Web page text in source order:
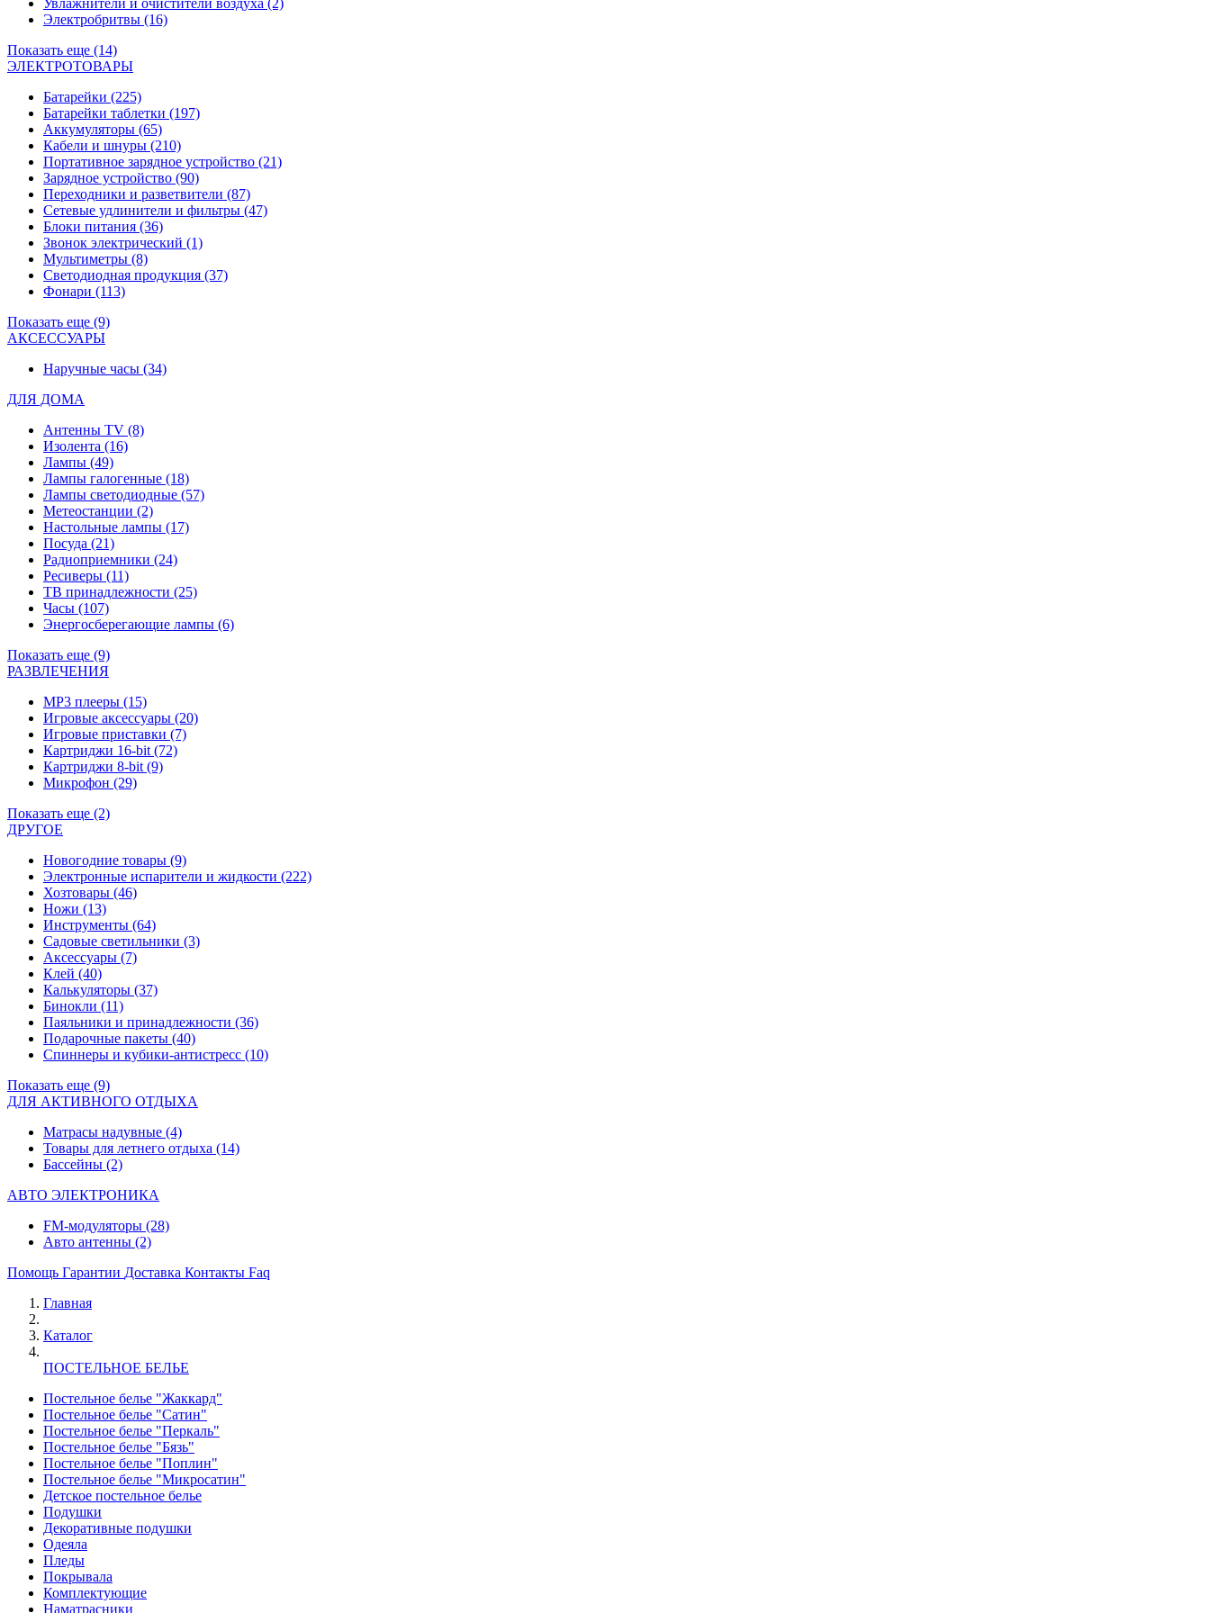
Увлажнители и очистители воздуха (2)
Электробритвы (16)
Показать еще (14)
ЭЛЕКТРОТОВАРЫ
Батарейки (225)
Батарейки таблетки (197)
Аккумуляторы (65)
Кабели и шнуры (210)
Портативное зарядное устройство (21)
Зарядное устройство (90)
Переходники и разветвители (87)
Сетевые удлинители и фильтры (47)
Блоки питания (36)
Звонок электрический (1)
Мультиметры (8)
Светодиодная продукция (37)
Фонари (113)
Показать еще (9)
АКСЕССУАРЫ
Наручные часы (34)
ДЛЯ ДОМА
Антенны TV (8)
Изолента (16)
Лампы (49)
Лампы галогенные (18)
Лампы светодиодные (57)
Метеостанции (2)
Настольные лампы (17)
Посуда (21)
Радиоприемники (24)
Ресиверы (11)
ТВ принадлежности (25)
Часы (107)
Энергосберегающие лампы (6)
Показать еще (9)
РАЗВЛЕЧЕНИЯ
MP3 плееры (15)
Игровые аксессуары (20)
Игровые приставки (7)
Картриджи 16-bit (72)
Картриджи 8-bit (9)
Микрофон (29)
Показать еще (2)
ДРУГОЕ
Новогодние товары (9)
Электронные испарители и жидкости (222)
Хозтовары (46)
Ножи (13)
Инструменты (64)
Садовые светильники (3)
Аксессуары (7)
Клей (40)
Калькуляторы (37)
Бинокли (11)
Паяльники и принадлежности (36)
Подарочные пакеты (40)
Спиннеры и кубики-антистресс (10)
Показать еще (9)
ДЛЯ АКТИВНОГО ОТДЫХА
Матрасы надувные (4)
Товары для летнего отдыха (14)
Бассейны (2)
АВТО ЭЛЕКТРОНИКА
FM-модуляторы (28)
Авто антенны (2)
Помощь Гарантии Доставка Контакты Faq
Главная
Каталог
ПОСТЕЛЬНОЕ БЕЛЬЕ
Постельное белье "Жаккард"
Постельное белье "Сатин"
Постельное белье "Перкаль"
Постельное белье "Бязь"
Постельное белье "Поплин"
Постельное белье "Микросатин"
Детское постельное белье
Подушки
Декоративные подушки
Одеяла
Пледы
Покрывала
Комплектующие
Наматрасники